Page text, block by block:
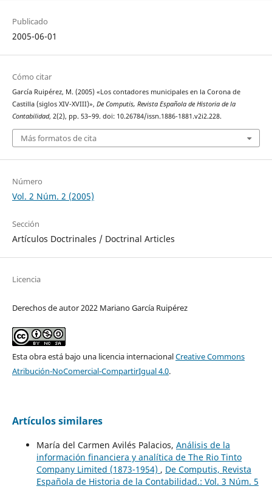
Publicado
2005-06-01
Cómo citar
García Ruipérez, M. (2005) «Los contadores municipales en la Corona de
Castilla (siglos XIV-XVIII)», De Computis, Revista Española de Historia de la
Contabilidad, 2(2), pp. 53–99. doi: 10.26784/issn.1886-1881.v2i2.228.
Más formatos de cita
Número
Vol. 2 Núm. 2 (2005)
Sección
Artículos Doctrinales / Doctrinal Articles
Licencia
Derechos de autor 2022 Mariano García Ruipérez
Esta obra está bajo una licencia internacionalCreative Commons
Atribución-NoComercial-CompartirIgual 4.0.
Artículos similares
María del Carmen Avilés Palacios, Análisis de la
información financiera y analítica de The Rio Tinto
Company Limited (1873-1954) , De Computis, Revista
Española de Historia de la Contabilidad.: Vol. 3 Núm. 5